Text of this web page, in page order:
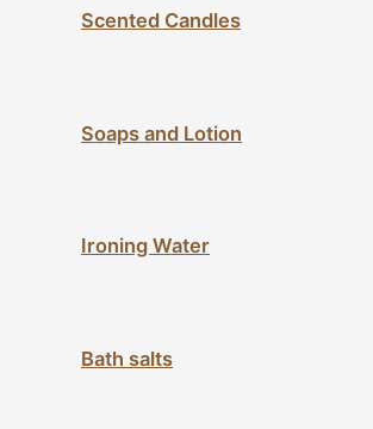
Scented Candles
Soaps and Lotion
Ironing Water
Bath salts